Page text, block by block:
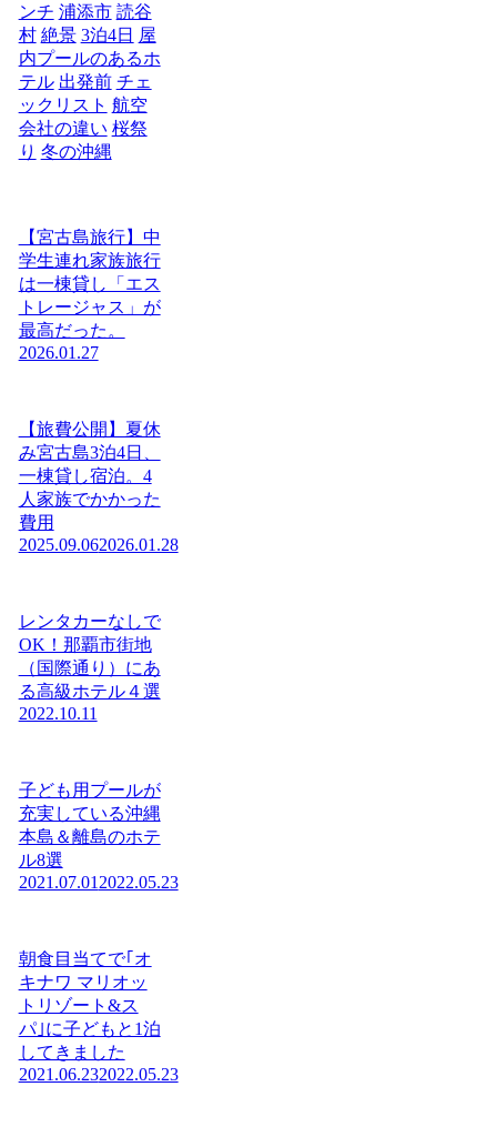
ンチ 浦添市 読谷
村 絶景 3泊4日 屋
内プールのあるホ
テル 出発前 チェ
ックリスト 航空
会社の違い 桜祭
り 冬の沖縄
【宮古島旅行】中
学生連れ家族旅行
は一棟貸し「エス
トレージャス」が
最高だった。
2026.01.27
【旅費公開】夏休
み宮古島3泊4日、
一棟貸し宿泊。4
人家族でかかった
費用
2025.09.062026.01.28
レンタカーなしで
OK！那覇市街地
（国際通り）にあ
る高級ホテル４選
2022.10.11
子ども用プールが
充実している沖縄
本島＆離島のホテ
ル8選
2021.07.01 2022.05.23
朝食目当てで｢オ
キナワ マリオッ
トリゾート&ス
パ｣に子どもと1泊
してきました
2021.06.232022.05.23